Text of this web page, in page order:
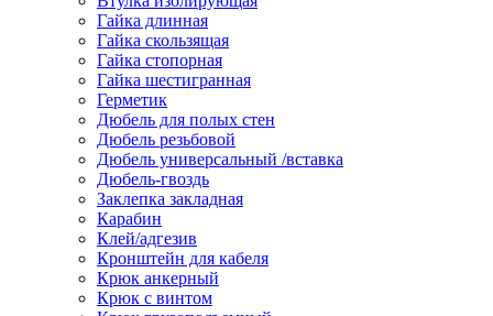
Гайка длинная
Гайка скользящая
Гайка стопорная
Гайка шестигранная
Герметик
Дюбель для полых стен
Дюбель резьбовой
Дюбель универсальный /вставка
Дюбель-гвоздь
Заклепка закладная
Карабин
Клей/адгезив
Кронштейн для кабеля
Крюк анкерный
Крюк с винтом